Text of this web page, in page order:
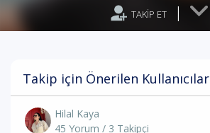
TAKİP ET |
Takip için Önerilen Kullanıcılar
Hilal Kaya
45 Yorum / 3 Takipçi